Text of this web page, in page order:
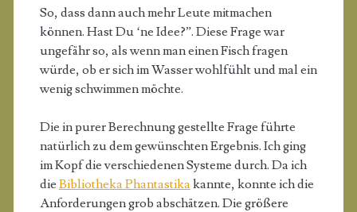
So, dass dann auch mehr Leute mitmachen
können. Hast Du ‘ne Idee?”. Diese Frage war
ungefähr so, als wenn man einen Fisch fragen
würde, ob er sich im Wasser wohlfühlt und mal ein
wenig schwimmen möchte.
Die in purer Berechnung gestellte Frage führte
natürlich zu dem gewünschten Ergebnis. Ich ging
im Kopf die verschiedenen Systeme durch. Da ich
die Bibliotheka Phantastikakannte, konnte ich die
Anforderungen grob abschätzen. Die größere